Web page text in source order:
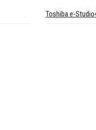
Toshiba e-